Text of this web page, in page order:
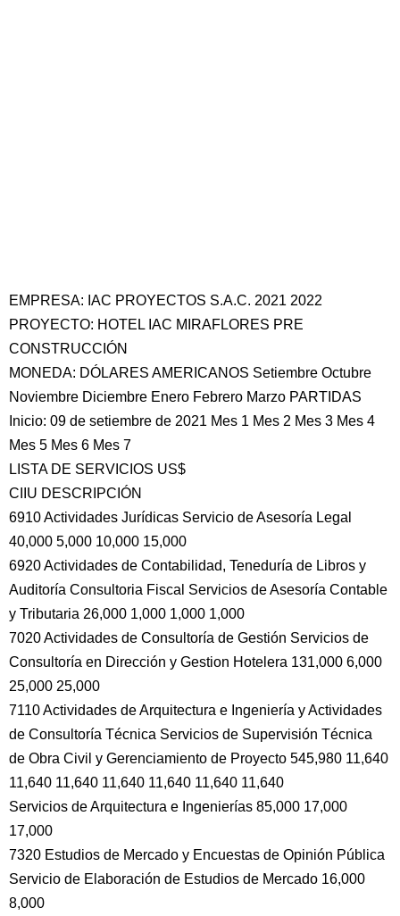
EMPRESA: IAC PROYECTOS S.A.C. 2021 2022
PROYECTO: HOTEL IAC MIRAFLORES PRE
CONSTRUCCIÓN
MONEDA: DÓLARES AMERICANOS Setiembre Octubre
Noviembre Diciembre Enero Febrero Marzo PARTIDAS
Inicio: 09 de setiembre de 2021 Mes 1 Mes 2 Mes 3 Mes 4
Mes 5 Mes 6 Mes 7
LISTA DE SERVICIOS US$
CIIU DESCRIPCIÓN
6910 Actividades Jurídicas Servicio de Asesoría Legal
40,000 5,000 10,000 15,000
6920 Actividades de Contabilidad, Teneduría de Libros y
Auditoría Consultoria Fiscal Servicios de Asesoría Contable
y Tributaria 26,000 1,000 1,000 1,000
7020 Actividades de Consultoría de Gestión Servicios de
Consultoría en Dirección y Gestion Hotelera 131,000 6,000
25,000 25,000
7110 Actividades de Arquitectura e Ingeniería y Actividades
de Consultoría Técnica Servicios de Supervisión Técnica
de Obra Civil y Gerenciamiento de Proyecto 545,980 11,640
11,640 11,640 11,640 11,640 11,640 11,640
Servicios de Arquitectura e Ingenierías 85,000 17,000
17,000
7320 Estudios de Mercado y Encuestas de Opinión Pública
Servicio de Elaboración de Estudios de Mercado 16,000
8,000